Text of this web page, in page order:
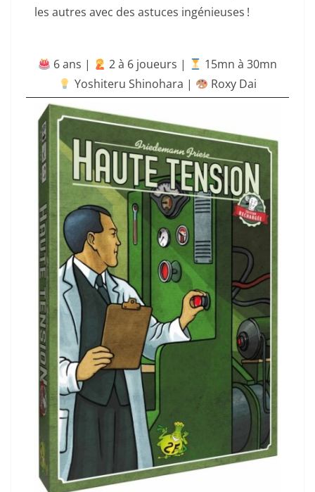
les autres avec des astuces ingénieuses !
6 ans | ‍ 2 à 6 joueurs |
15mn à 30mn
Yoshiteru Shinohara |
Roxy Dai